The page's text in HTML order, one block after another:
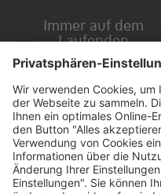
Immer auf dem
Laufenden
Hauptversammlung
Finanzkalender
IR-Newsletter